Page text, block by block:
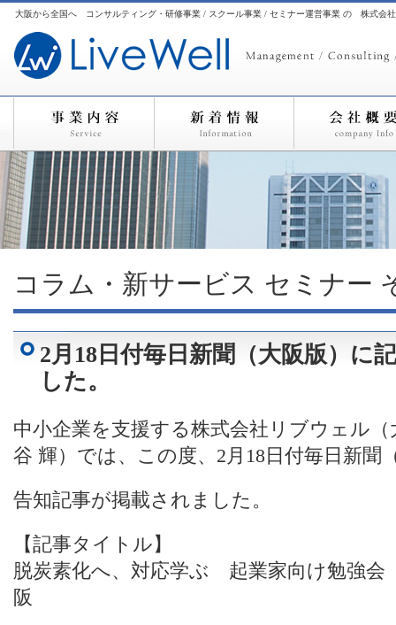
大阪から全国へ コンサルティング・研修事業 / スクール事業 / セミナー運営事業 の 株式会
コラム・新サービス セミナー
2月18日付毎日新聞（大阪版）に
した。
中小企業を支援する株式会社リブウェル
谷 輝）では、この度、2月18日付毎日新聞
告知記事が掲載されました。
【記事タイトル】
脱炭素化へ、対応学ぶ 起業家向け勉強
阪